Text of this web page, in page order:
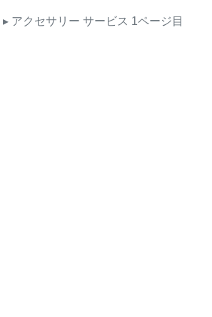
▸ アクセサリー サービス 1ページ目